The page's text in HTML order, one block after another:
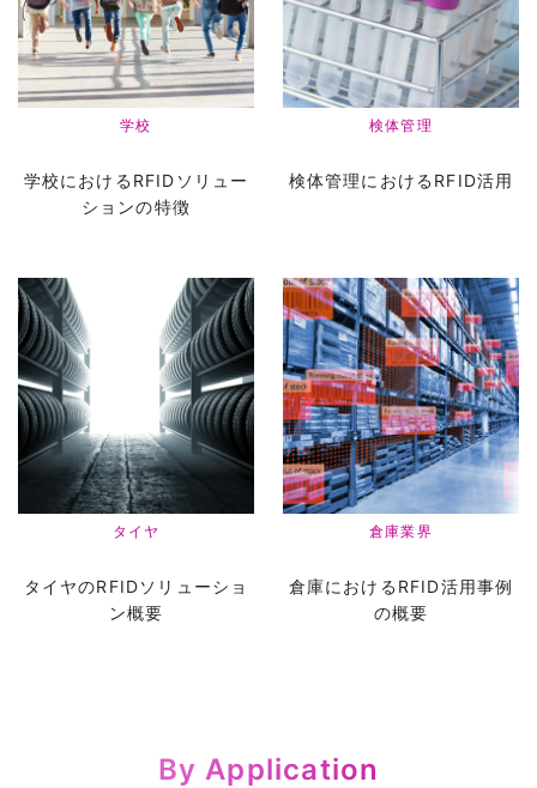
学校
学校におけるRFIDソリュー
ションの特徴
検体管理
検体管理におけるRFID活用
タイヤ
タイヤのRFIDソリューショ
ン概要
倉庫業界
倉庫におけるRFID活用事例
の概要
By Application